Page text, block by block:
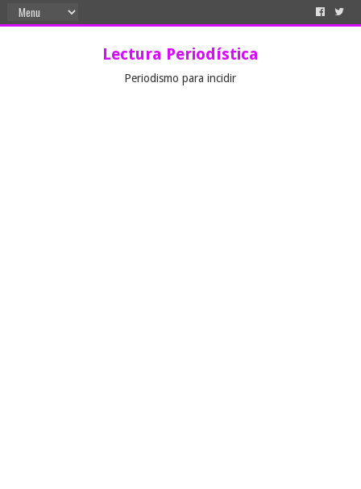
Lectura Periodística
Periodismo para incidir